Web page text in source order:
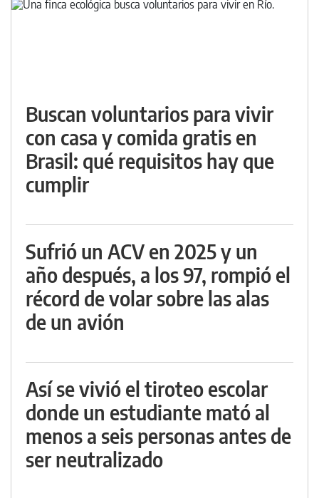
Buscan voluntarios para vivir
con casa y comida gratis en
Brasil: qué requisitos hay que
cumplir
Sufrió un ACV en 2025 y un
año después, a los 97, rompió el
récord de volar sobre las alas
de un avión
Así se vivió el tiroteo escolar
donde un estudiante mató al
menos a seis personas antes de
ser neutralizado